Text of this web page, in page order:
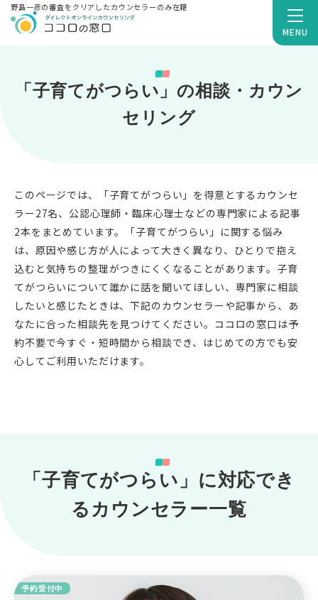
MENU
野島一彦の審査をクリアしたカウンセラーのみ在籍
「子育てがつらい」の相談・カウン
セリング
このページでは、「子育てがつらい」を得意とするカウンセ
ラー27名、公認心理師・臨床心理士などの専門家による記事
2本をまとめています。「子育てがつらい」に関する悩み
は、原因や感じ方が人によって大きく異なり、ひとりで抱え
込むと気持ちの整理がつきにくくなることがあります。子育
てがつらいについて誰かに話を聞いてほしい、専門家に相談
したいと感じたときは、下記のカウンセラーや記事から、あ
なたに合った相談先を見つけてください。ココロの窓口は予
約不要で今すぐ・短時間から相談でき、はじめての方でも安
心してご利用いただけます。
「子育てがつらい」に対応でき
るカウンセラー一覧
予約受付中